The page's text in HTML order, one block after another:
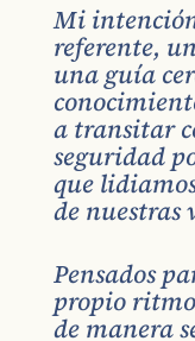
Mi
referente,
una guía
a transitar
seguridad
que
de nuestras
Pensados
propio
de manera